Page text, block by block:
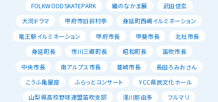
FOLKWOODSKATEPARK
織のなかま展
武田信玄
大河ドラマ
甲府市旧鈴村亭
身延町西嶋イルミネーション
竜王駅イルミネーション
甲府市長 甲斐市長
北杜市長
身延町長
市川三郷町長 昭和町長
笛吹市長
中央市長
南アルプス市長 韮崎市長
長田ろみおさん
こうふ亀屋座
ふらっとコンサート
YCC県民文化ホール
山梨県高校野球連盟笛吹支部
淺川那由多
フルマリ